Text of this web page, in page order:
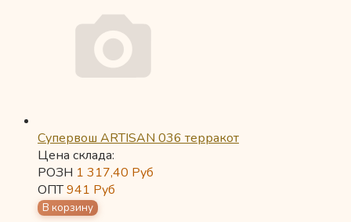
Супервош ARTISAN 036 терракот
Цена склада:
РОЗН 1 317,40 Руб
ОПТ941 Руб